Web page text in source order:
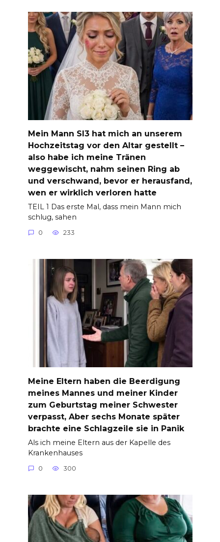
Mein Mann Sl3 hat mich an unserem
Hochzeitstag vor den Altar gestellt –
also habe ich meine Tränen
weggewischt, nahm seinen Ring ab
und verschwand, bevor er herausfand,
wen er wirklich verloren hatte
TEIL 1 Das erste Mal, dass mein Mann mich
schlug, sahen
0 233
Meine Eltern haben die Beerdigung
meines Mannes und meiner Kinder
zum Geburtstag meiner Schwester
verpasst, Aber sechs Monate später
brachte eine Schlagzeile sie in Panik
Als ich meine Eltern aus der Kapelle des
Krankenhauses
0 300